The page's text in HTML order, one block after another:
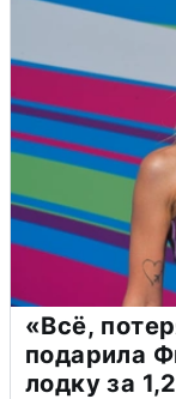
«Всё,
подарила
лодку за